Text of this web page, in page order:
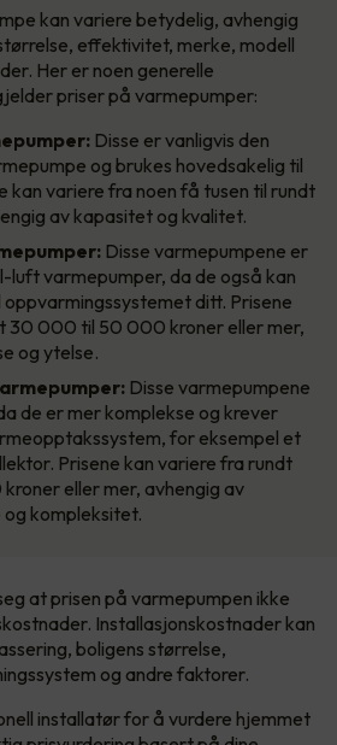
kan variere betydelig, avhengig
effektivitet, merke, modell
Her er noen generelle
priser på varmepumper:
Disse er vanligvis den
og brukes hovedsakelig til
kan variere fra noen få tusen til rundt
av kapasitet og kvalitet.
Disse varmepumpene er
luft varmepumper, da de også kan
ditt. Prisene
30 000 til 50 000 kroner eller mer,
og ytelse.
Disse varmepumpene
de er mer komplekse og krever
for eksempel et
Prisene kan variere fra rundt
eller mer, avhengig av
kompleksitet.
at prisen på varmepumpen ikke
Installasjonskostnader kan
boligens størrelse,
og andre faktorer.
installatør for å vurdere hjemmet